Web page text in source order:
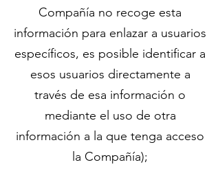
Compañía no recoge esta
información para enlazar a usuarios
específicos, es posible identificar a
esos usuarios directamente a
través de esa información o
mediante el uso de otra
información a la que tenga acceso
la Compañía);